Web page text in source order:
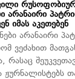
რუსოფობიურ
არანაირი
იმას აკეთებენ
არანაირი
ვეძახით
რასაც
ჟურნალისტებს